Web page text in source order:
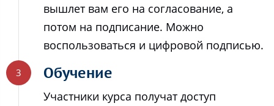
вышлет вам его на согласование, а
потом на подписание. Можно
воспользоваться и цифровой подписью.
Обучение
Участники курса получат доступ